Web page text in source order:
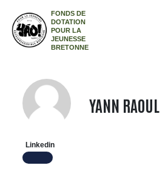
FONDS DE
DOTATION
POUR LA
JEUNESSE
BRETONNE
YANN RAOUL
Linkedin